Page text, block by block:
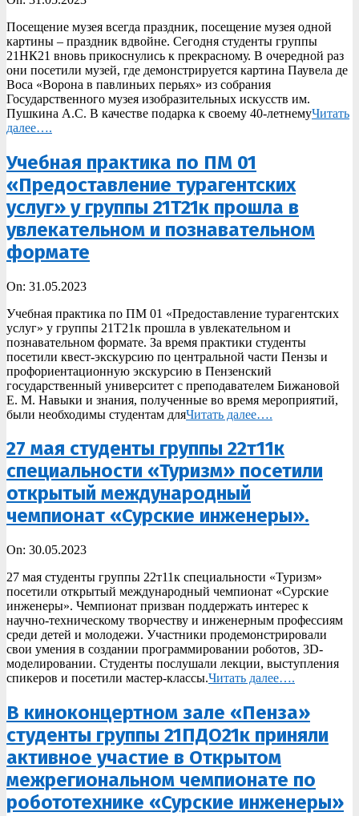
31
Посещение музея всегда праздник, посещение музея одной
картины – праздник вдвойне. Сегодня студенты группы
21НК21 вновь прикоснулись к прекрасному. В очередной раз
они посетили музей, где демонстрируется картина Паувела де
Воса «Ворона в павлиньих перьях» из собрания
Государственного музея изобразительных искусств им.
Пушкина А.С. В качестве подарка к своему 40-летнемуЧитать
далее….
Учебная практика по ПМ 01
«Предоставление турагентских
услуг» у группы 21Т21к прошла в
увлекательном и познавательном
формате
2023-
31
On: 31.05.2023
Учебная практика по ПМ 01 «Предоставление турагентских
услуг» у группы 21Т21к прошла в увлекательном и
познавательном формате. За время практики студенты
посетили квест-экскурсию по центральной части Пензы и
профориентационную экскурсию в Пензенский
государственный университет с преподавателем Бижановой
Е. М. Навыки и знания, полученные во время мероприятий,
были необходимы студентам дляЧитать далее….
27 мая студенты группы 22т11к
специальности «Туризм» посетили
открытый международный
чемпионат «Сурские инженеры».
2023-
30
On: 30.05.2023
27 мая студенты группы 22т11к специальности «Туризм»
посетили открытый международный чемпионат «Сурские
инженеры». Чемпионат призван поддержать интерес к
научно-техническому творчеству и инженерным профессиям
среди детей и молодежи. Участники продемонстрировали
свои умения в создании программировании роботов, 3D-
моделировании. Студенты послушали лекции, выступления
спикеров и посетили мастер-классы.Читать далее….
В киноконцертном зале «Пенза»
студенты группы 21ПДО21к приняли
активное участие в Открытом
межрегиональном чемпионате по
робототехнике «Сурские инженеры»